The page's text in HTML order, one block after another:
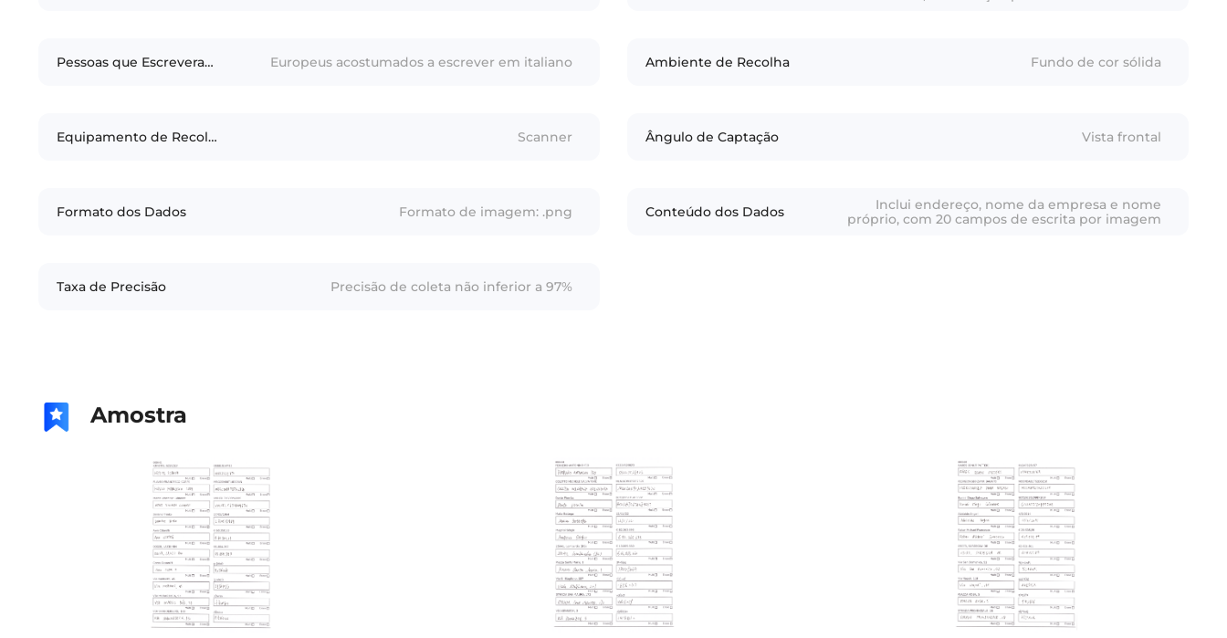
Pessoas que Escreveram
Europeus acostumados a escrever em italiano Ambiente de Recolha Fundo de cor sólida
Equipamento de Recolha Scanner Ângulo de Captação Vista frontal
Formato dos Dados Formato de imagem: .png Conteúdo dos Dados
Inclui endereço, nome da empresa e nome
próprio, com 20 campos de escrita por imagem
Taxa de Precisão Precisão de coleta não inferior a 97%
Amostra